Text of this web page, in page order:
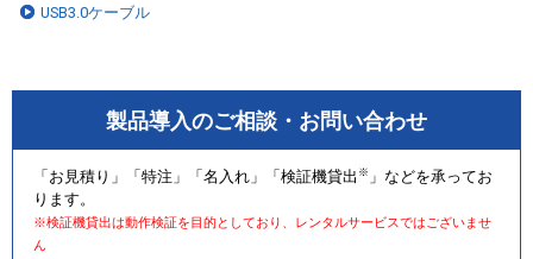
USB3.0ケーブル
製品導入のご相談・お問い合わせ
「お見積り」「特注」「名入れ」「検証機貸出 ※ 」などを承ってお
ります。
※検証機貸出は動作検証を目的としており、レンタルサービスではございませ
ん